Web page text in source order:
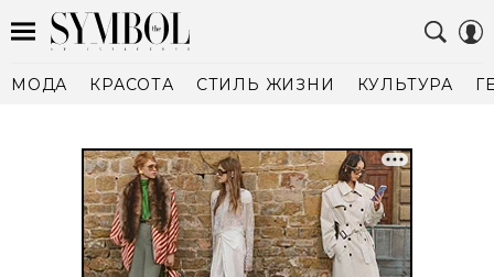
МОДА КРАСОТА СТИЛЬ ЖИЗНИ КУЛЬТУРА